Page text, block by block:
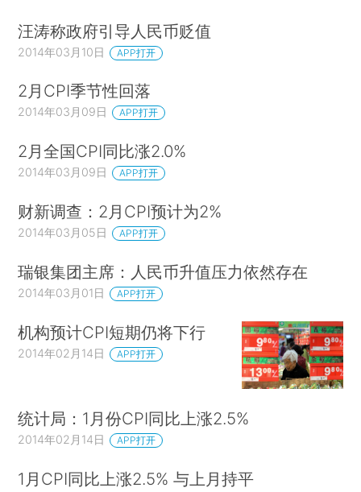
汪涛称政府引导人民币贬值
2014年03月10日 APP打开
2月CPI季节性回落
2014年03月09日 APP打开
2月全国CPI同比涨2.0%
2014年03月09日 APP打开
财新调查：2月CPI预计为2%
2014年03月05日 APP打开
瑞银集团主席：人民币升值压力依然存在
2014年03月01日 APP打开
机构预计CPI短期仍将下行
2014年02月14日 APP打开
统计局：1月份CPI同比上涨2.5%
2014年02月14日 APP打开
1月CPI同比上涨2.5% 与上月持平